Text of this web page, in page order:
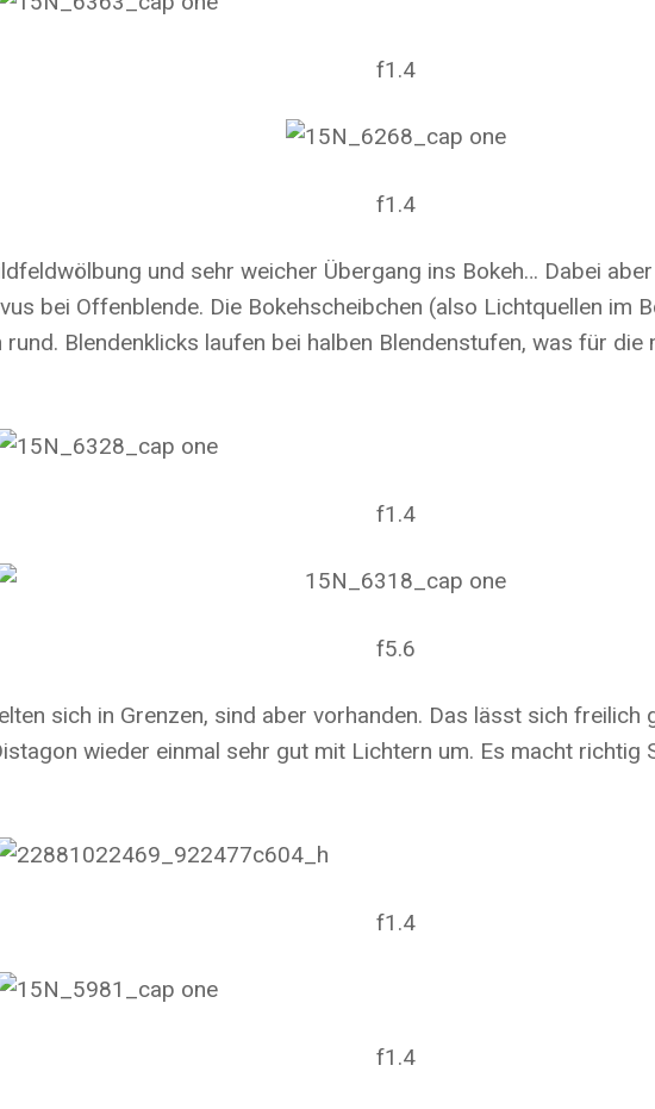
f1.4
f1.4
und sehr weicher Übergang ins Bokeh… Dabei
bei Offenblende. Die Bokehscheibchen (also Lichtquellen im
Blendenklicks laufen bei halben Blendenstufen, was für die
f1.4
f5.6
sich in Grenzen, sind aber vorhanden. Das lässt sich freilich
wieder einmal sehr gut mit Lichtern um. Es macht richtig
f1.4
f1.4